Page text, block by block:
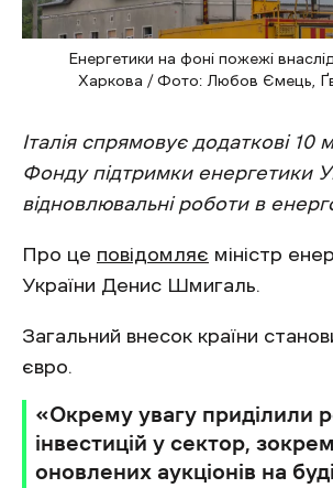
Енергетики на фоні пожежі
Харкова / Фото: Любов Ємець,
Італія спрямовує додаткові 10
Фонду підтримки енергетики
відновлювальні роботи в
Про це повідомляє міністр
України Денис Шмигаль.
Загальний внесок країни
євро.
«Окрему увагу приділили
інвестицій у сектор,
оновлених аукціонів на